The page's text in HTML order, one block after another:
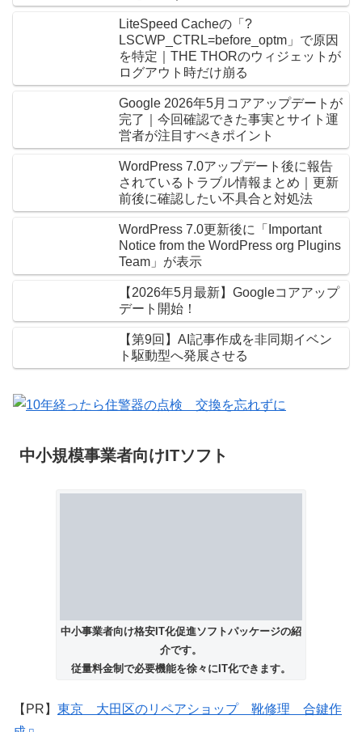
LiteSpeed Cacheの「?
LSCWP_CTRL=before_optm」で原因
を特定｜THE THORのウィジェットが
ログアウト時だけ崩る
Google 2026年5月コアアップデートが
完了｜今回確認できた事実とサイト運
営者が注目すべきポイント
WordPress 7.0アップデート後に報告
されているトラブル情報まとめ｜更新
前後に確認したい不具合と対処法
WordPress 7.0更新後に「Important
Notice from the WordPress org Plugins
Team」が表示
【2026年5月最新】Googleコアアップ
デート開始！
【第9回】AI記事作成を非同期イベン
ト駆動型へ発展させる
中小規模事業者向けITソフト
中小事業者向け格安IT化促進ソフトパッケージの紹
介です。
従量料金制で必要機能を徐々にIT化できます。
【PR】 東京 大田区のリペアショップ 靴修理 合鍵作